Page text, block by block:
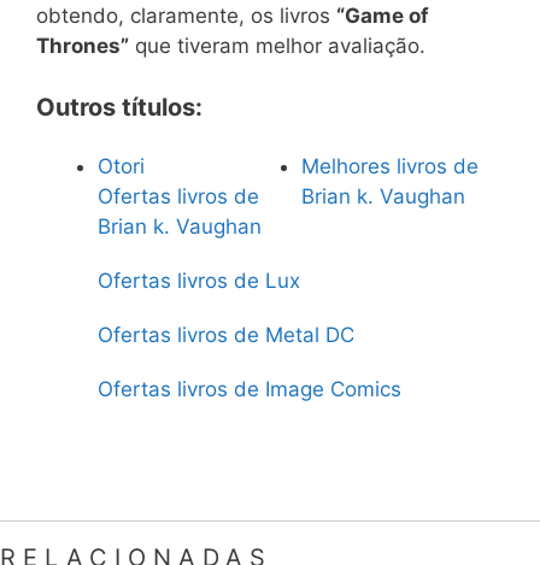
obtendo, claramente, os livros “Game of
Thrones” que tiveram melhor avaliação.
Outros títulos:
Otori
Melhores livros de
Brian k. Vaughan
Ofertas livros de
Brian k. Vaughan
Ofertas livros de Lux
Ofertas livros de Metal DC
Ofertas livros de Image Comics
RELACIONADAS